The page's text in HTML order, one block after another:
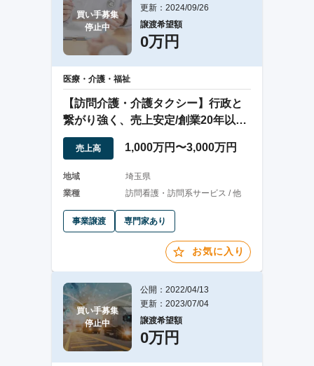
買い手募集
停止中
更新：2024/09/26
譲渡希望額
0万円
医療・介護・福祉
【訪問介護・介護タクシー】行政と
繋がり強く、売上安定/創業20年以上
で信頼が厚い
売上高 1,000万円〜3,000万円
地域
埼玉県
業種
訪問看護・訪問系サービス / 他
事業譲渡 専門家あり
お気に入り
買い手募集
停止中
公開：2022/04/13
更新：2023/07/04
譲渡希望額
0万円